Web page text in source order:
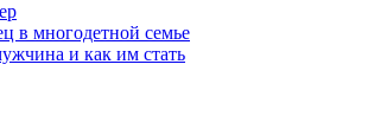
в многодетной семье
и как им стать